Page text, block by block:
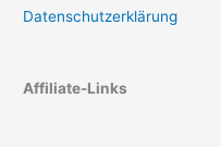
Datenschutzerklärung
Affiliate-Links